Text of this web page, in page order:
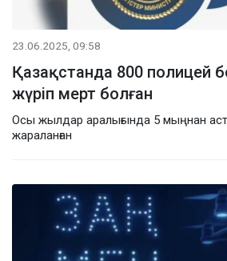
23.06.2025, 09:58
Қазақстанда 800 полицей
жүріп мерт болған
Осы жылдар аралығында 5 мыңнан
жараланған